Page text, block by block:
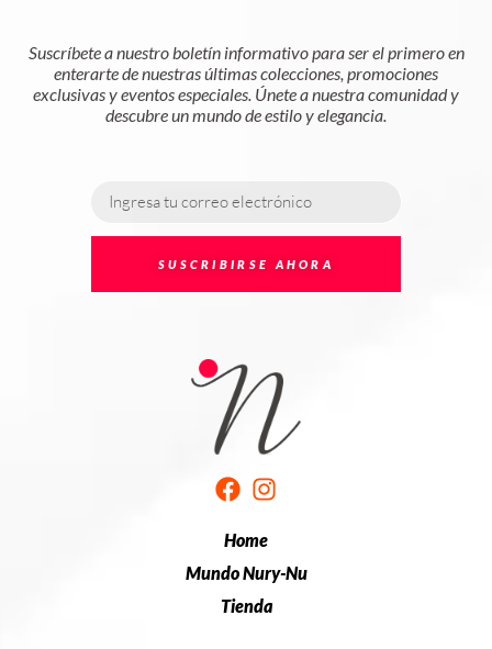
Suscríbete a nuestro boletín informativo para ser el primero en
enterarte de nuestras últimas colecciones, promociones
exclusivas y eventos especiales. Únete a nuestra comunidad y
descubre un mundo de estilo y elegancia.
SUSCRIBIRSE AHORA
Home
Mundo Nury-Nu
Tienda